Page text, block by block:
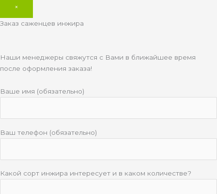
×
Заказ саженцев инжира
Наши менеджеры свяжутся с Вами в ближайшее время
после оформления заказа!
Ваше имя (обязательно)
Ваш телефон (обязательно)
Какой сорт инжира интересует и в каком количестве?